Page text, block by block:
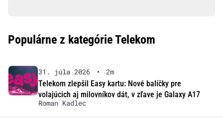
Populárne z kategórie Telekom
31. júla 2026 •
2m
Telekom zlepšil Easy kartu: Nové balíčky pre
volajúcich aj milovníkov dát, v zľave je Galaxy A17
Roman Kadlec